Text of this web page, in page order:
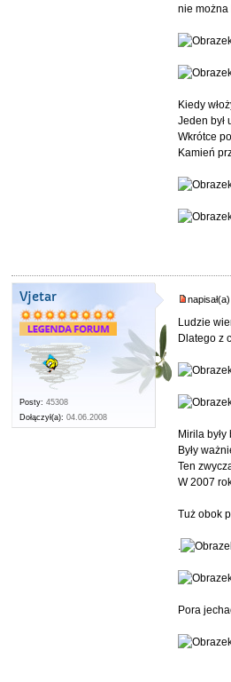
nie można
Kiedy
Jeden był
Wkrótce
Kamień
Vjetar
Posty: 45308
Dołączył(a): 04.06.2008
Ludzie
Dlatego z
Mirila
Były
Ten
W 2007
Tuż obok
.
Pora